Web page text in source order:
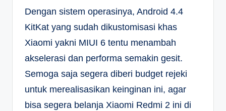
Dengan sistem operasinya, Android 4.4
KitKat yang sudah dikustomisasi khas
Xiaomi yakni MIUI 6 tentu menambah
akselerasi dan performa semakin gesit.
Semoga saja segera diberi budget rejeki
untuk merealisasikan keinginan ini, agar
bisa segera belanja Xiaomi Redmi 2 ini di